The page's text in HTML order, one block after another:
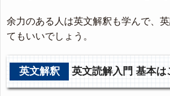
余力のある人は英文解釈も学んで、
てもいいでしょう。
英文解釈 英文読解入門 基本は